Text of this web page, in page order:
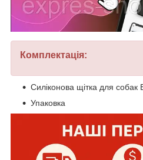
Комплектація:
Силіконова щітка для собак
Упаковка